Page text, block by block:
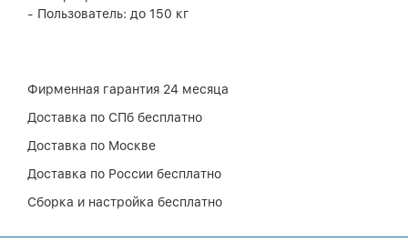
- Пользователь: до 150 кг
Фирменная гарантия 24 месяца
Доставка по СПб бесплатно
Доставка по Москве
Доставка по России бесплатно
Сборка и настройка бесплатно